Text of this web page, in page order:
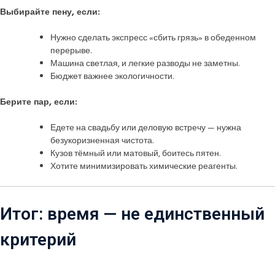
Выбирайте пену, если:
Нужно сделать экспресс «сбить грязь» в обеденном
перерыве.
Машина светлая, и легкие разводы не заметны.
Бюджет важнее экологичности.
Берите пар, если:
Едете на свадьбу или деловую встречу — нужна
безукоризненная чистота.
Кузов тёмный или матовый, боитесь пятен.
Хотите минимизировать химические реагенты.
Итог: время — не единственный
критерий